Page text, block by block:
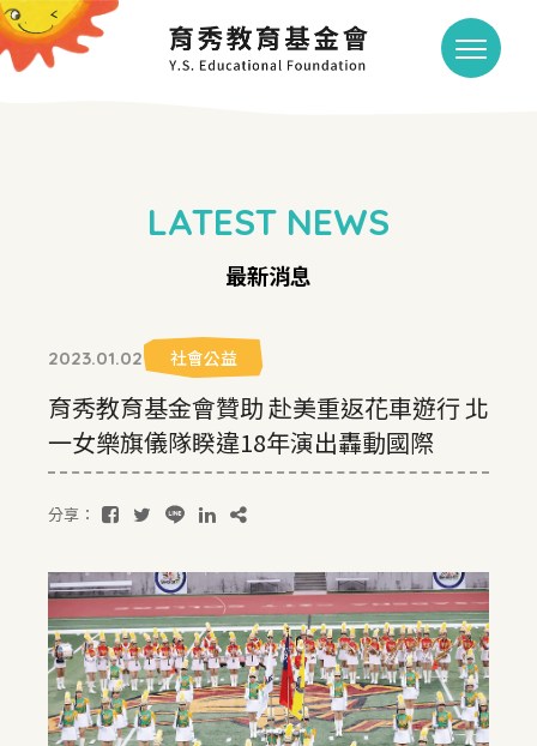
LATEST NEWS
最新消息
2023.01.02 社會公益
育秀教育基金會贊助 赴美重返花車遊行 北
一女樂旗儀隊睽違18年演出轟動國際
分享：